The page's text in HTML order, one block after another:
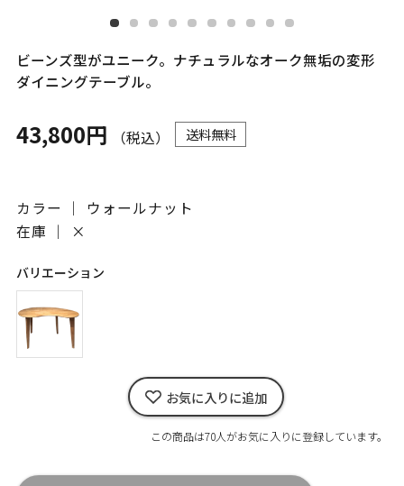
ビーンズ型がユニーク。ナチュラルなオーク無垢の変形
ダイニングテーブル。
43,800円 （税込） 送料無料
カラー ｜ ウォールナット
在庫 ｜
×
バリエーション
お気に入りに追加
この商品は70人がお気に入りに登録しています。